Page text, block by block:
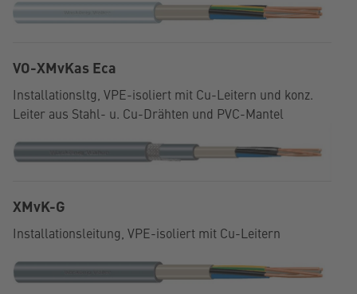
VO-XMvKas Eca
Installationsltg, VPE-isoliert mit Cu-Leitern und konz.
Leiter aus Stahl- u. Cu-Drähten und PVC-Mantel
XMvK-G
Installationsleitung, VPE-isoliert mit Cu-Leitern